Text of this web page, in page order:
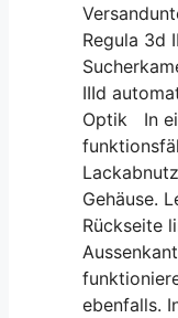
Regula 3d
IIId
Optik In
Gehäuse.
Rückseite
ebenfalls.